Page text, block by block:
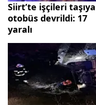
Siirt’te işçileri
otobüs devrildi: 17
yaralı